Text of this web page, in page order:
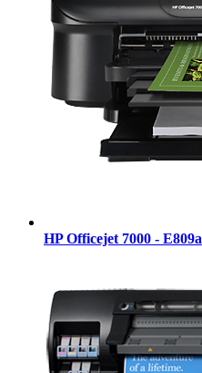
HP Officejet 7000 - E809a